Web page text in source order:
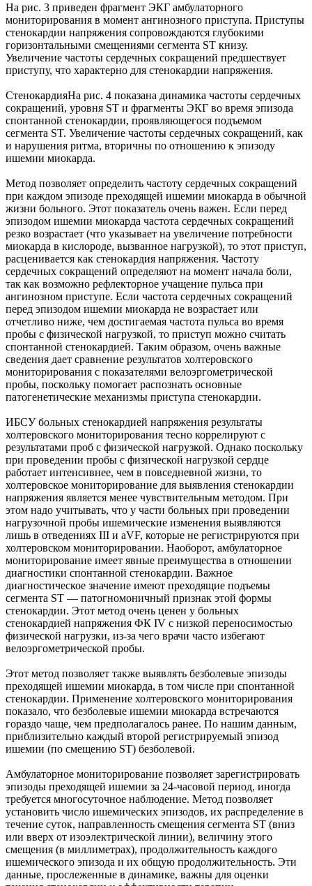
На рис. 3 приведен фрагмент ЭКГ амбулаторного
мониторирования в момент ангинозного приступа. Приступы
стенокардии напряжения сопровождаются глубокими
горизонтальными смещениями сегмента ST книзу.
Увеличение частоты сердечных сокращений предшествует
приступу, что характерно для стенокардии напряжения.
СтенокардияНа рис. 4 показана динамика частоты сердечных
сокращений, уровня ST и фрагменты ЭКГ во время эпизода
спонтанной стенокардии, проявляющегося подъемом
сегмента ST. Увеличение частоты сердечных сокращений, как
и нарушения ритма, вторичны по отношению к эпизоду
ишемии миокарда.
Метод позволяет определить частоту сердечных сокращений
при каждом эпизоде преходящей ишемии миокарда в обычной
жизни больного. Этот показатель очень важен. Если перед
эпизодом ишемии миокарда частота сердечных сокращений
резко возрастает (что указывает на увеличение потребности
миокарда в кислороде, вызванное нагрузкой), то этот приступ,
расценивается как стенокардия напряжения. Частоту
сердечных сокращений определяют на момент начала боли,
так как возможно рефлекторное учащение пульса при
ангинозном приступе. Если частота сердечных сокращений
перед эпизодом ишемии миокарда не возрастает или
отчетливо ниже, чем достигаемая частота пульса во время
пробы с физической нагрузкой, то приступ можно считать
спонтанной стенокардией. Таким образом, очень важные
сведения дает сравнение результатов холтеровского
мониторирования с показателями велоэргометрической
пробы, поскольку помогает распознать основные
патогенетические механизмы приступа стенокардии.
ИБСУ больных стенокардией напряжения результаты
холтеровского мониторирования тесно коррелируют с
результатами проб с физической нагрузкой. Однако поскольку
при проведении пробы с физической нагрузкой сердце
работает интенсивнее, чем в повседневной жизни, то
холтеровское мониторирование для выявления стенокардии
напряжения является менее чувствительным методом. При
этом надо учитывать, что у части больных при проведении
нагрузочной пробы ишемические изменения выявляются
лишь в отведениях III и aVF, которые не регистрируются при
холтеровском мониторировании. Наоборот, амбулаторное
мониторирование имеет явные преимущества в отношении
диагностики спонтанной стенокардии. Важное
диагностическое значение имеют преходящие подъемы
сегмента ST — патогномоничный признак этой формы
стенокардии. Этот метод очень ценен у больных
стенокардией напряжения ФК IV с низкой переносимостью
физической нагрузки, из-за чего врачи часто избегают
велоэргометрической пробы.
Этот метод позволяет также выявлять безболевые эпизоды
преходящей ишемии миокарда, в том числе при спонтанной
стенокардии. Применение холтеровского мониторирования
показало, что безболевые ишемии миокарда встречаются
гораздо чаще, чем предполагалось ранее. По нашим данным,
приблизительно каждый второй регистрируемый эпизод
ишемии (по смещению ST) безболевой.
Амбулаторное мониторирование позволяет зарегистрировать
эпизоды преходящей ишемии за 24-часовой период, иногда
требуется многосуточное наблюдение. Метод позволяет
установить число ишемических эпизодов, их распределение в
течение суток, направленность смещения сегмента ST (вниз
или вверх от изоэлектрической линии), величину этого
смещения (в миллиметрах), продолжительность каждого
ишемического эпизода и их общую продолжительность. Эти
данные, прослеженные в динамике, важны для оценки